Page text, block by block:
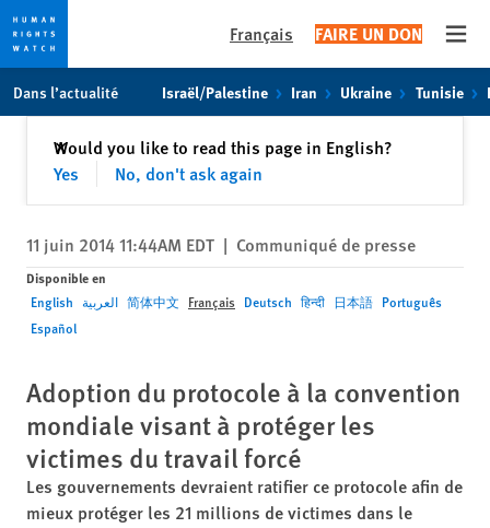
toto
content
Français FAIRE UN DON
Dans l’actualité Israël/Palestine Iran Ukraine Tunisie
Would you like to read this page in English?
Yes
No, don't ask again
✕Fermer
11 juin 2014 11:44AM EDT | Communiqué de presse
Disponible en
English العربية 简体中文 Français Deutsch हिन्दी 日本語 Português
Español
Adoption du protocole à la convention
mondiale visant à protéger les
victimes du travail forcé
Les gouvernements devraient ratifier ce protocole afin de
mieux protéger les 21 millions de victimes dans le